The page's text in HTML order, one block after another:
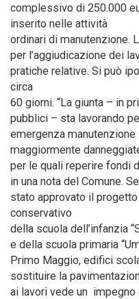
complessivo di 250.000
inserito nelle attività
ordinari di manutenzione.
per l’aggiudicazione dei
pratiche relative. Si può
circa
60 giorni. “La giunta – in
pubblici – sta lavorando
emergenza
maggiormente
per le quali reperire fondi
in una nota del Comune.
stato approvato il
conservativo
della scuola dell’infanzia
e della scuola primaria
Primo Maggio, edifici
sostituire la
ai lavori vede un impegno